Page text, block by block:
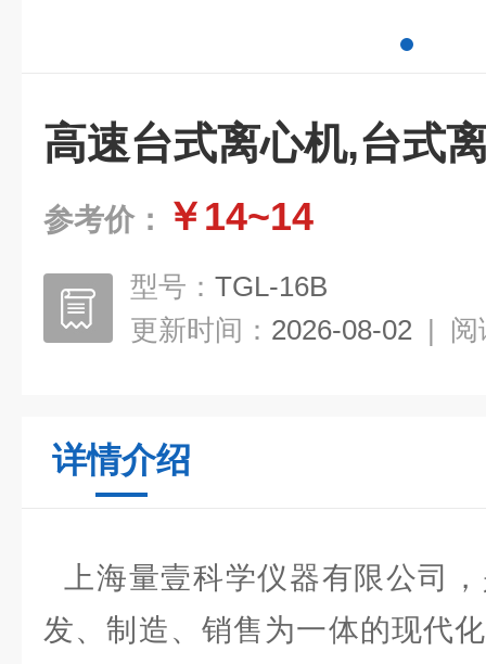
高速台式离心机,台式
参考价： ￥14~14
型号： TGL-16B
更新时间： 2026-08-02 | 阅
详情介绍
上海量壹科学仪器有限公司
发、制造、销售为一体的现代